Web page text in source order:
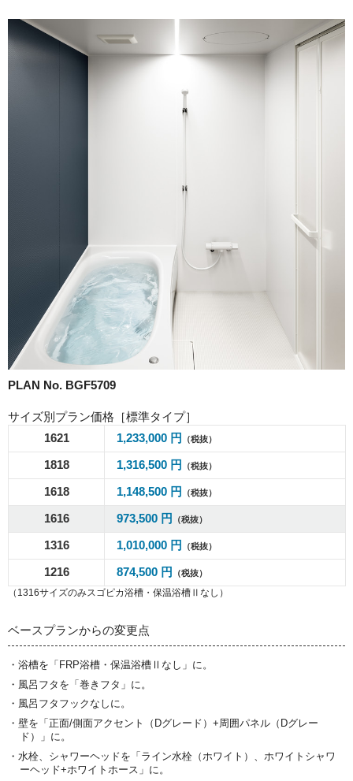
PLAN No. BGF5709
サイズ別プラン価格［標準タイプ］
1621
1,233,000 円 （税抜）
1818 1,316,500 円 （税抜）
1618 1,148,500 円 （税抜）
1616 973,500 円 （税抜）
1316 1,010,000 円 （税抜）
1216 874,500 円 （税抜）
（1316サイズのみスゴピカ浴槽・保温浴槽Ⅱなし）
ベースプランからの変更点
・浴槽を「FRP浴槽・保温浴槽Ⅱなし」に。
・風呂フタを「巻きフタ」に。
・風呂フタフックなしに。
・壁を「正面/側面アクセント（Dグレード）+周囲パネル（Dグレー
ド）」に。
・水栓、シャワーヘッドを「ライン水栓（ホワイト）、ホワイトシャワ
ーヘッド+ホワイトホース」に。